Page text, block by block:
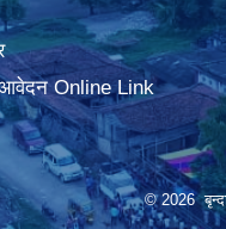
आवेदन Online Link
© 2026